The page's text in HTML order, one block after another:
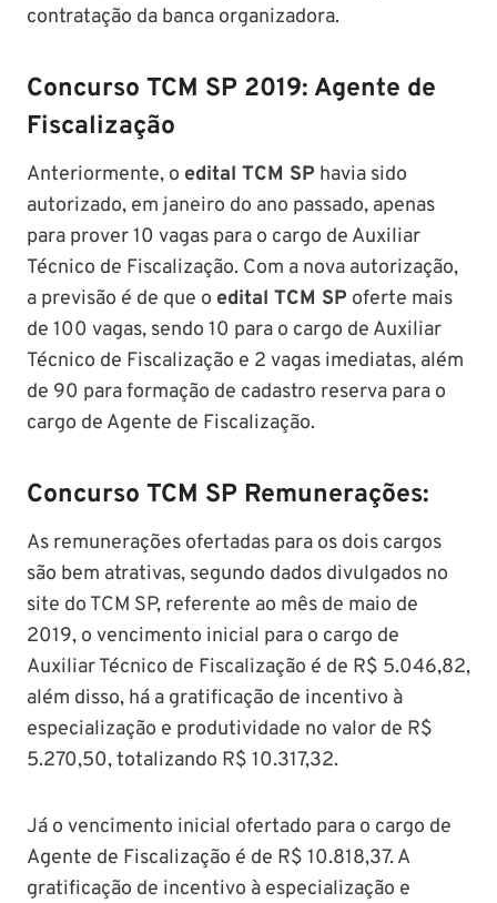
contratação da banca organizadora.
Concurso TCM SP 2019: Agente de
Fiscalização
Anteriormente, o edital TCM SP havia sido
autorizado, em janeiro do ano passado, apenas
para prover 10 vagas para o cargo de Auxiliar
Técnico de Fiscalização. Com a nova autorização,
a previsão é de que o edital TCM SP oferte mais
de 100 vagas, sendo 10 para o cargo de Auxiliar
Técnico de Fiscalização e 2 vagas imediatas, além
de 90 para formação de cadastro reserva para o
cargo de Agente de Fiscalização.
Concurso TCM SP Remunerações:
As remunerações ofertadas para os dois cargos
são bem atrativas, segundo dados divulgados no
site do TCM SP, referente ao mês de maio de
2019, o vencimento inicial para o cargo de
Auxiliar Técnico de Fiscalização é de R$ 5.046,82,
além disso, há a gratificação de incentivo à
especialização e produtividade no valor de R$
5.270,50, totalizando R$ 10.317,32.
Já o vencimento inicial ofertado para o cargo de
Agente de Fiscalização é de R$ 10.818,37. A
gratificação de incentivo à especialização e